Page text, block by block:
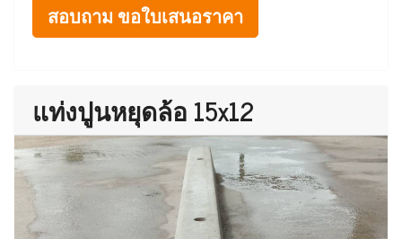
สอบถาม ขอใบเสนอราคา
แท่งปูนหยุดล้อ 15x12